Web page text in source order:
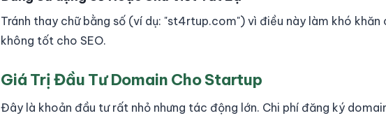
Tránh thay chữ bằng số (ví dụ: "st4rtup.com") vì điều này làm khó khăn
không tốt cho SEO.
Giá Trị Đầu Tư Domain Cho Startup
Đây là khoản đầu tư rất nhỏ nhưng tác động lớn. Chi phí đăng ký